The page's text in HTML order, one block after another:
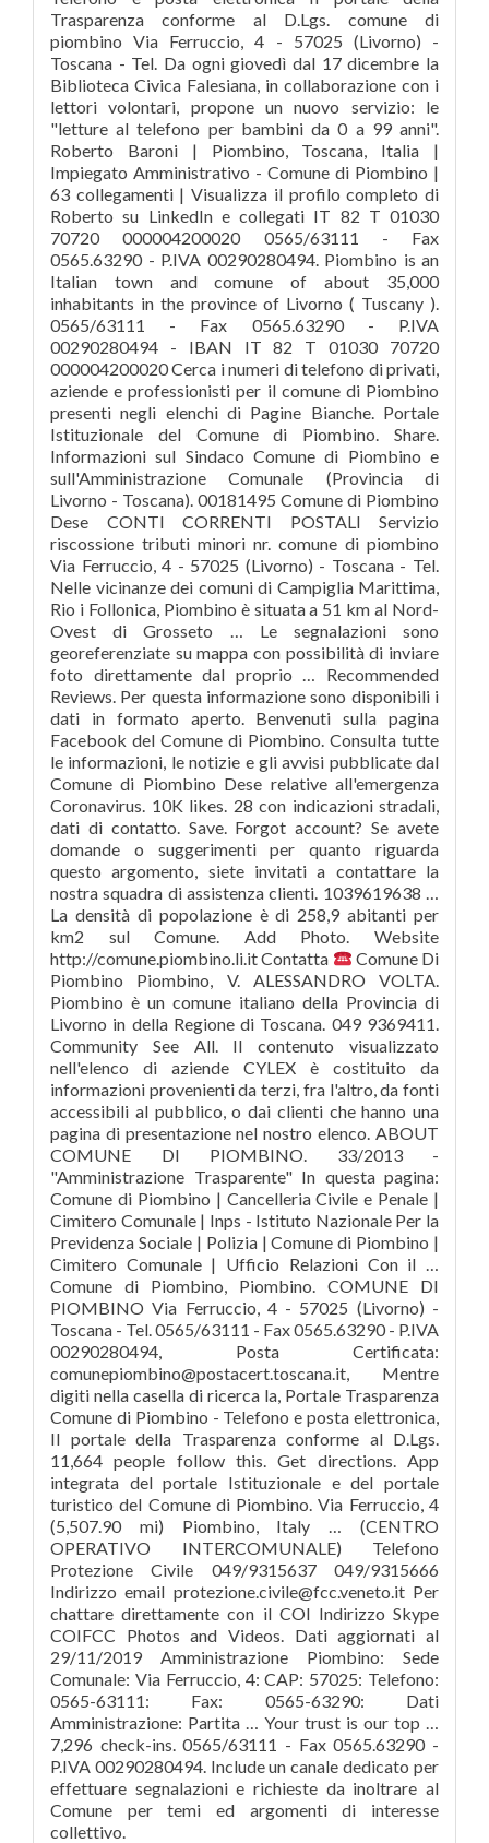
Trasparenza conforme al D.Lgs. comune di
piombino Via Ferruccio, 4 - 57025 (Livorno) -
Toscana - Tel. Da ogni giovedì dal 17 dicembre la
Biblioteca Civica Falesiana, in collaborazione con i
lettori volontari, propone un nuovo servizio: le
"letture al telefono per bambini da 0 a 99 anni".
Roberto Baroni | Piombino, Toscana, Italia |
Impiegato Amministrativo - Comune di Piombino |
63 collegamenti | Visualizza il profilo completo di
Roberto su LinkedIn e collegati IT 82 T 01030
70720 000004200020 0565/63111 - Fax
0565.63290 - P.IVA 00290280494. Piombino is an
Italian town and comune of about 35,000
inhabitants in the province of Livorno ( Tuscany ).
0565/63111 - Fax 0565.63290 - P.IVA
00290280494 - IBAN IT 82 T 01030 70720
000004200020 Cerca i numeri di telefono di privati,
aziende e professionisti per il comune di Piombino
presenti negli elenchi di Pagine Bianche. Portale
Istituzionale del Comune di Piombino. Share.
Informazioni sul Sindaco Comune di Piombino e
sull'Amministrazione Comunale (Provincia di
Livorno - Toscana). 00181495 Comune di Piombino
Dese CONTI CORRENTI POSTALI Servizio
riscossione tributi minori nr. comune di piombino
Via Ferruccio, 4 - 57025 (Livorno) - Toscana - Tel.
Nelle vicinanze dei comuni di Campiglia Marittima,
Rio i Follonica, Piombino è situata a 51 km al Nord-
Ovest di Grosseto … Le segnalazioni sono
georeferenziate su mappa con possibilità di inviare
foto direttamente dal proprio … Recommended
Reviews. Per questa informazione sono disponibili i
dati in formato aperto. Benvenuti sulla pagina
Facebook del Comune di Piombino. Consulta tutte
le informazioni, le notizie e gli avvisi pubblicate dal
Comune di Piombino Dese relative all'emergenza
Coronavirus. 10K likes. 28 con indicazioni stradali,
dati di contatto. Save. Forgot account? Se avete
domande o suggerimenti per quanto riguarda
questo argomento, siete invitati a contattare la
nostra squadra di assistenza clienti. 1039619638 …
La densità di popolazione è di 258,9 abitanti per
km2 sul Comune. Add Photo. Website
http://comune.piombino.li.it Contatta
Comune Di
Piombino Piombino, V. ALESSANDRO VOLTA.
Piombino è un comune italiano della Provincia di
Livorno in della Regione di Toscana. 049 9369411.
Community See All. Il contenuto visualizzato
nell'elenco di aziende CYLEX è costituito da
informazioni provenienti da terzi, fra l'altro, da fonti
accessibili al pubblico, o dai clienti che hanno una
pagina di presentazione nel nostro elenco. ABOUT
COMUNE DI PIOMBINO. 33/2013 -
"Amministrazione Trasparente" In questa pagina:
Comune di Piombino | Cancelleria Civile e Penale |
Cimitero Comunale | Inps - Istituto Nazionale Per la
Previdenza Sociale | Polizia | Comune di Piombino |
Cimitero Comunale | Ufficio Relazioni Con il …
Comune di Piombino, Piombino. COMUNE DI
PIOMBINO Via Ferruccio, 4 - 57025 (Livorno) -
Toscana - Tel. 0565/63111 - Fax 0565.63290 - P.IVA
00290280494, Posta Certificata:
comunepiombino@postacert.toscana.it, Mentre
digiti nella casella di ricerca la, Portale Trasparenza
Comune di Piombino - Telefono e posta elettronica,
Il portale della Trasparenza conforme al D.Lgs.
11,664 people follow this. Get directions. App
integrata del portale Istituzionale e del portale
turistico del Comune di Piombino. Via Ferruccio, 4
(5,507.90 mi) Piombino, Italy … (CENTRO
OPERATIVO INTERCOMUNALE) Telefono
Protezione Civile 049/9315637 049/9315666
Indirizzo email protezione.civile@fcc.veneto.it Per
chattare direttamente con il COI Indirizzo Skype
COIFCC Photos and Videos. Dati aggiornati al
29/11/2019 Amministrazione Piombino: Sede
Comunale: Via Ferruccio, 4: CAP: 57025: Telefono:
0565-63111: Fax: 0565-63290: Dati
Amministrazione: Partita … Your trust is our top …
7,296 check-ins. 0565/63111 - Fax 0565.63290 -
P.IVA 00290280494. Include un canale dedicato per
effettuare segnalazioni e richieste da inoltrare al
Comune per temi ed argomenti di interesse
collettivo.